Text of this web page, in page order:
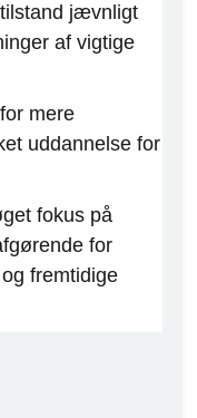
jævnligt
af vigtige
mere
uddannelse for
fokus på
for
fremtidige